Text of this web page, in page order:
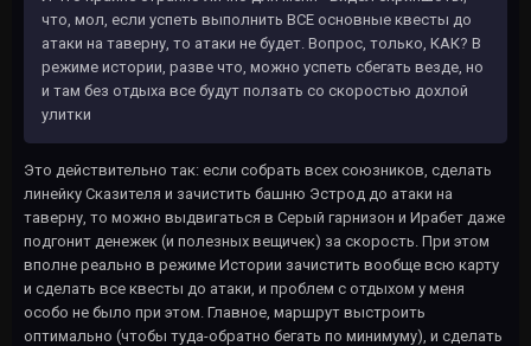
что, мол, если успеть выполнить ВСЕ основные квесты до
атаки на таверну, то атаки не будет. Вопрос, только, КАК? В
режиме истории, разве что, можно успеть сбегать везде, но
и там без отдыха все будут ползать со скоростью дохлой
улитки
Это действительно так: если собрать всех союзников, сделать
линейку Сказителя и зачистить башню Эстрод до атаки на
таверну, то можно выдвигаться в Серый гарнизон и Ирабет даже
подгонит денежек (и полезных вещичек) за скорость. При этом
вполне реально в режиме Истории зачистить вообще всю карту
и сделать все квесты до атаки, и проблем с отдыхом у меня
особо не было при этом. Главное, маршрут выстроить
оптимально (чтобы туда-обратно бегать по минимуму), и сделать